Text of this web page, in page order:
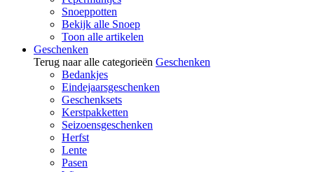
Snoeppotten
Bekijk alle Snoep
Toon alle artikelen
Geschenken
Terug naar alle categorieën Geschenken
Bedankjes
Eindejaarsgeschenken
Geschenksets
Kerstpakketten
Seizoensgeschenken
Herfst
Lente
Pasen